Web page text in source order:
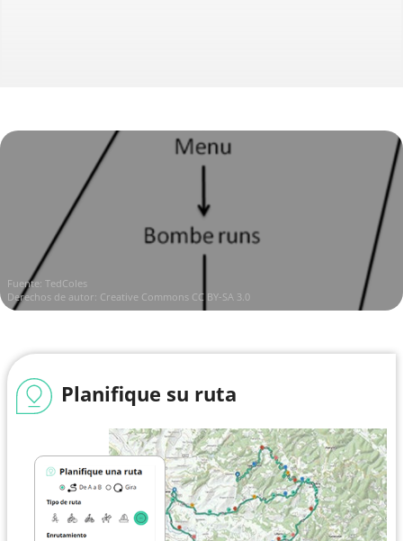
Fuente: TedColes
Derechos de autor: Creative Commons CC BY-SA 3.0
Planifique su ruta